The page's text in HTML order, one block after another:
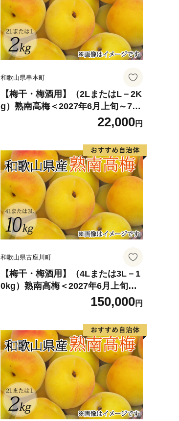
和歌山県串本町
【梅干・梅酒用】（2LまたはL－2K
g）熟南高梅＜2027年6月上旬～7月
上旬ごろに順次発送予定＞【art010
22,000円
和歌山県古座川町
【梅干・梅酒用】（4Lまたは3L－1
0kg）熟南高梅＜2027年6月上旬～7
月上旬ごろに順次発送予定＞【art0
150,000円